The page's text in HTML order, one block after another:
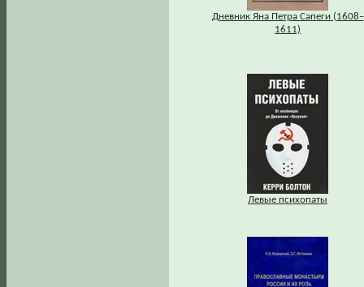
Дневник Яна Петра Сапеги (1608–
1611)
Левые психопаты